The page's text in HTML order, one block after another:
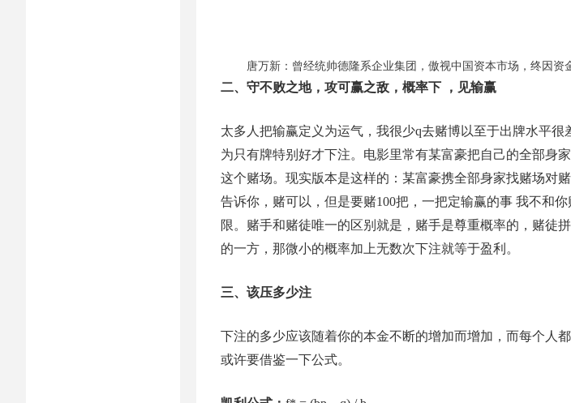
唐万新：曾经统帅德隆系企业集团，傲视中国资本市场，终因资
二、守不败之地，攻可赢之敌，概率下 ，见输赢
太多人把输赢定义为运气，我很少q去赌博以至于出牌水平很
为只有牌特别好才下注。电影里常有某富豪把自己的全部身
这个赌场。现实版本是这样的：某富豪携全部身家找赌场对
告诉你，赌可以，但是要赌100把，一把定输赢的事 我不和
限。赌手和赌徒唯一的区别就是，赌手是尊重概率的，赌徒
的一方，那微小的概率加上无数次下注就等于盈利。
三、该压多少注
下注的多少应该随着你的本金不断的增加而增加，而每个人
或许要借鉴一下公式。